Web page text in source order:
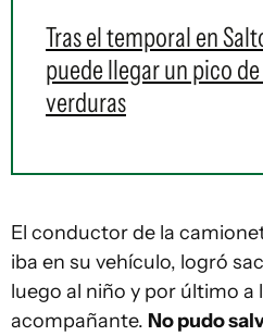
Tras el temporal en
puede llegar un pico
verduras
El conductor de la
iba en su vehículo, logró
luego al niño y por último a
acompañante. No pudo